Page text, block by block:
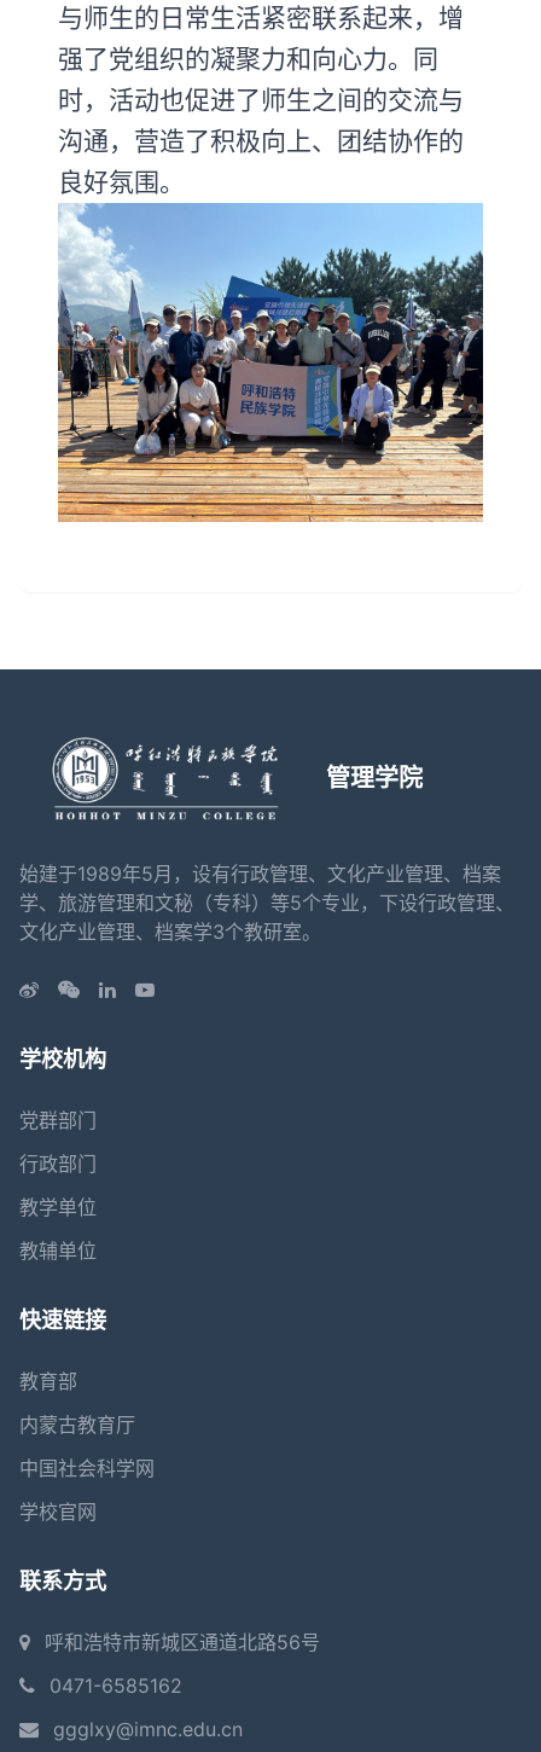
与师生的日常生活紧密联系起来，增
强了党组织的凝聚力和向心力。同
时，活动也促进了师生之间的交流与
沟通，营造了积极向上、团结协作的
良好氛围。
管理学院
始建于1989年5月，设有行政管理、文化产业管理、档案
学、旅游管理和文秘（专科）等5个专业，下设行政管理、
文化产业管理、档案学3个教研室。
学校机构
党群部门
行政部门
教学单位
教辅单位
快速链接
教育部
内蒙古教育厅
中国社会科学网
学校官网
联系方式
呼和浩特市新城区通道北路56号
0471-6585162
ggglxy@imnc.edu.cn